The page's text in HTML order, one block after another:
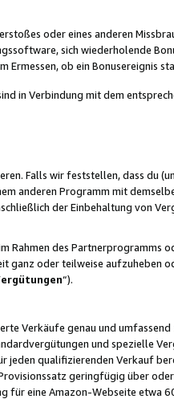
oder eines anderen
sich wiederholende
ob ein Bonusereignis
in Verbindung mit dem
Falls wir feststellen, dass du
anderen Programm mit
der Einbehaltung von
des Partnerprogramms
ganz oder teilweise aufzuheben
“).
Verkäufe genau und
und spezielle
qualifizierenden Verkauf
geringfügig über
eine Amazon-Webseite etwa